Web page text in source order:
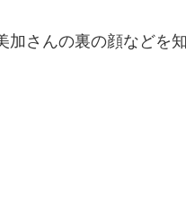
加さんの裏の顔などを